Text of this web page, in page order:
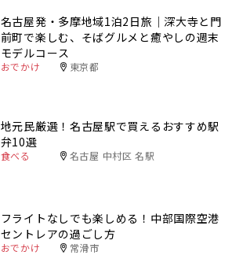
名古屋発・多摩地域1泊2日旅｜深大寺と門
前町で楽しむ、そばグルメと癒やしの週末
モデルコース
おでかけ 東京都
地元民厳選！名古屋駅で買えるおすすめ駅
弁10選
食べる 名古屋 中村区 名駅
フライトなしでも楽しめる！中部国際空港
セントレアの過ごし方
おでかけ 常滑市